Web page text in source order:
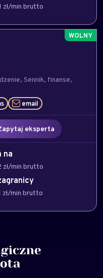
zł/min brutto
Sennik finanse
email
eksperta
na
zł/min brutto
zł/min brutto